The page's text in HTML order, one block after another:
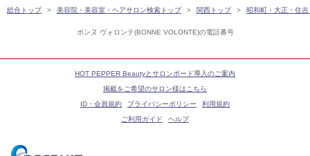
ボンヌ ヴォロンテ(BONNE VOLONTE)の電話番号
総合トップ 美容院・美容室・ヘアサロン検索トップ 関西トップ 昭和町・大正・住
HOT PEPPER Beautyとサロンボード導入のご案内
掲載をご希望のサロン様はこちら
ID・会員規約
プライバシーポリシー
利用規約
ご利用ガイド
ヘルプ